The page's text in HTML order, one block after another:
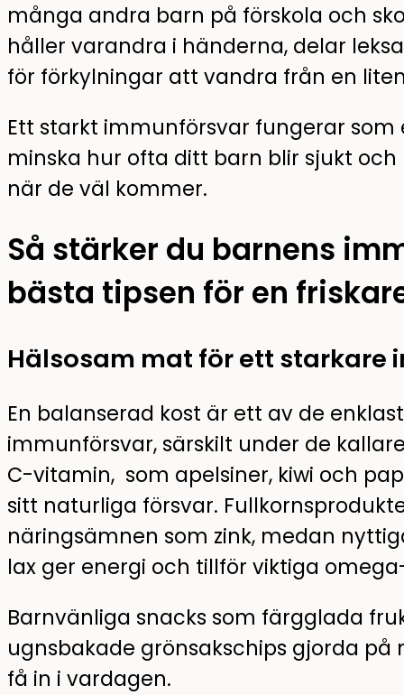
många andra barn på förskola och
håller varandra i händerna, delar
för förkylningar att vandra från en
Ett starkt immunförsvar fungerar
minska hur ofta ditt barn blir sjukt
när de väl kommer.
Så stärker du barnens
bästa tipsen för en
Hälsosam mat för ett starkare
En balanserad kost är ett av de
immunförsvar, särskilt under de
C-vitamin, som apelsiner, kiwi och
sitt naturliga försvar.
näringsämnen som zink, medan
lax ger energi och tillför viktiga
Barnvänliga snacks som färgglada
ugnsbakade grönsakschips gjorda
få in i vardagen.